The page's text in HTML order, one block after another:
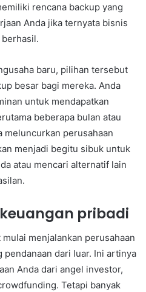
rencana backup yang
Anda jika ternyata bisnis
baru, pilihan tersebut
besar bagi mereka. Anda
untuk mendapatkan
beberapa bulan atau
meluncurkan perusahaan
menjadi begitu sibuk untuk
atau mencari alternatif lain
pribadi
menjalankan perusahaan
dari luar. Ini artinya
Anda dari angel investor,
Tetapi banyak